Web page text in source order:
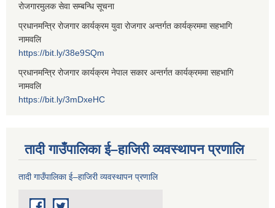
रोजगारमुलक सेवा सम्बन्धि सूचना
प्रधानमन्त्रि रोजगार कार्यक्रम युवा रोजगार अन्तर्गत कार्यक्रममा सहभागि
नामवलि
https://bit.ly/38e9SQm
प्रधानमन्त्रि रोजगार कार्यक्रम नेपाल सकार अन्तर्गत कार्यक्रममा सहभागि
नामवलि
https://bit.ly/3mDxeHC
तादी गाउँपालिका ई–हाजिरी व्यवस्थापन प्रणालि
तादी गाउँपालिका ई–हाजिरी व्यवस्थापन प्रणालि